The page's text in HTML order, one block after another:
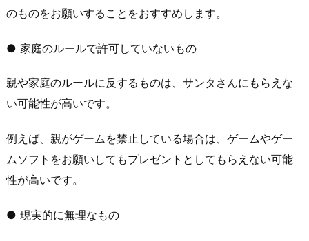
のものをお願いすることをおすすめします。
● 家庭のルールで許可していないもの
親や家庭のルールに反するものは、サンタさんにもらえな
い可能性が高いです。
例えば、親がゲームを禁止している場合は、ゲームやゲー
ムソフトをお願いしてもプレゼントとしてもらえない可能
性が高いです。
● 現実的に無理なもの